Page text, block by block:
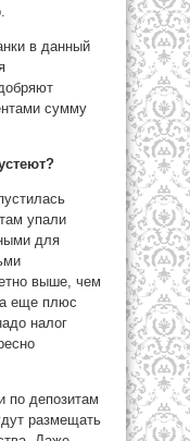
в данный
сумму
упали
для
выше, чем
еще плюс
налог
по депозитам
размещать